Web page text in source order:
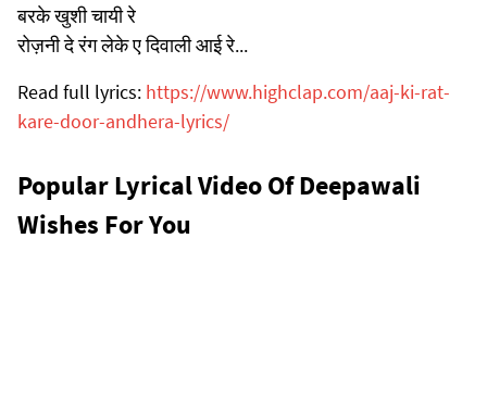
बरके खुशी चायी रे
रोज़नी दे रंग लेके ए दिवाली आई रे...
Read full lyrics: https://www.highclap.com/aaj-ki-rat-
kare-door-andhera-lyrics/
Popular Lyrical Video Of Deepawali
Wishes For You